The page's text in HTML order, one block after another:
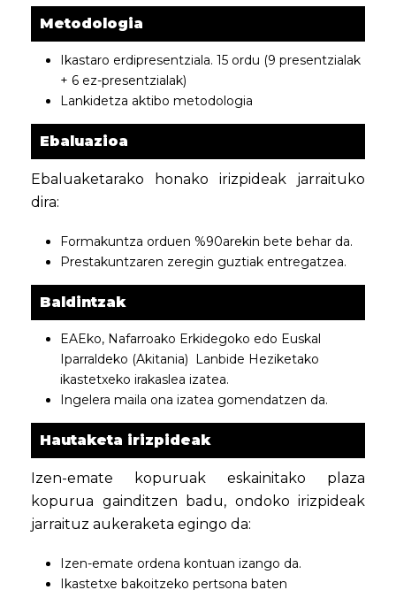
Metodologia
Ikastaro erdipresentziala. 15 ordu (9 presentzialak
+ 6 ez-presentzialak)
Lankidetza aktibo metodologia
Ebaluazioa
Ebaluaketarako honako irizpideak jarraituko
dira:
Formakuntza orduen %90arekin bete behar da.
Prestakuntzaren zeregin guztiak entregatzea.
Baldintzak
EAEko, Nafarroako Erkidegoko edo Euskal
Iparraldeko (Akitania) Lanbide Heziketako
ikastetxeko irakaslea izatea.
Ingelera maila ona izatea gomendatzen da.
Hautaketa irizpideak
Izen-emate kopuruak eskainitako plaza
kopurua gainditzen badu, ondoko irizpideak
jarraituz aukeraketa egingo da:
Izen-emate ordena kontuan izango da.
Ikastetxe bakoitzeko pertsona baten